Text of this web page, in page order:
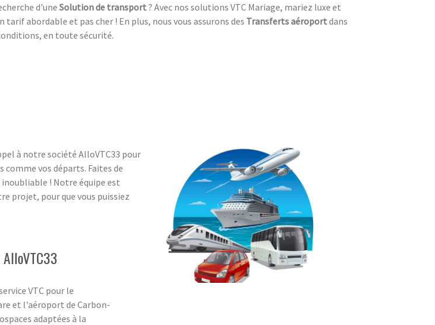
d'uneSolution de transport? Avec nos solutions VTC Mariage, mariez luxe et
tarif abordable et pas cher ! En plus, nous vous assurons des Transferts aéroportdans
en toute sécurité.
à notre société AlloVTC33 pour
comme vos départs. Faites de
! Notre équipe est
projet, pour que vous puissiez
VTC pour le
et l'aéroport de Carbon-
adaptées à la